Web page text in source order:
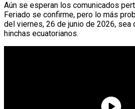
Aún se esperan los comunicados
Feriado se confirme, pero lo más
del viernes, 26 de junio de 2026, sea
hinchas ecuatorianos.